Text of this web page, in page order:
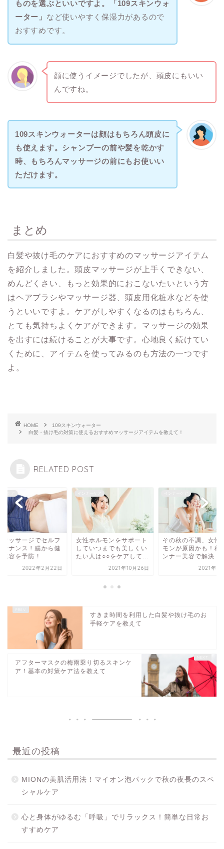
ものを選ぶといいですよ。「109スキンウォ
ーター」 など使いやすく保湿力があるので
おすすめです。
顔に使うイメージでしたが、頭皮にもいい
んですね。
109スキンウォーターは顔はもちろん頭皮に
も使えます。シャンプーの前や髪を乾かす
時、もちろんマッサージの前にもお使いい
ただけます。
まとめ
白髪や抜け毛のケアにおすすめのマッサージアイテム
を紹介しました。頭皮マッサージが上手くできない、
めんどくさい、もっと効果的におこないたいという方
はヘアブラシやマッサージ器、頭皮用化粧水などを使
うといいですよ。ケアがしやすくなるのはもちろん、
とても気持ちよくケアができます。マッサージの効果
を出すには続けることが大事です。心地良く続けてい
くために、アイテムを使ってみるのも方法の一つです
よ。
HOME
109スキンウォーター
白髪・抜け毛の対策に使えるおすすめマッサージアイテムを教えて！
RELATED POST
マッサージでセルフ
テナンス！腸から健
美容を予防！
2022年2月22日
女性ホルモンをサポート
していつまでも美しくい
たい人は○○をケアして...
2021年10月26日
その秋の不調、女性
モンが原因かも！秋
ンナー美容で解決！
2021年10
すきま時間を利用した白髪や抜け毛のお
手軽ケアを教えて
アフターマスクの梅雨乗り切るスキンケ
ア！基本の対策ケア法を教えて
最近の投稿
MIONの美肌活用法！マイオン泡パックで秋の夜長のスペ
シャルケア
心と身体がゆるむ「呼吸」でリラックス！簡単な日常お
すすめケア